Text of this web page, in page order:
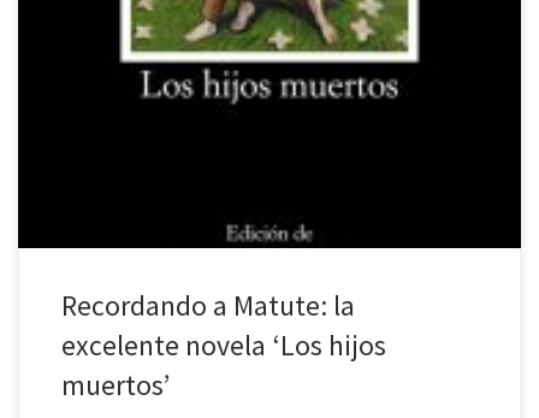
Ana María Matute trama en Los hijos muertos, publicada en
Cátedra, la que probablemente sea su obra más compleja y
monumental. A través de sus dos protagonistas, Daniel Corvo y
Miguel Fernández, y de los entresijos de sus familias somos
Recordando a Matute: la
excelente novela ‘Los hijos
muertos’